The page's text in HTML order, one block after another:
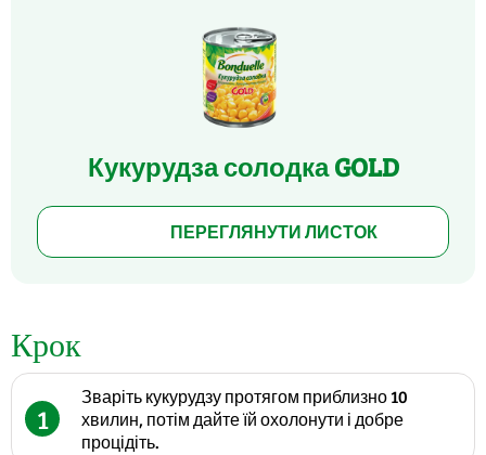
Кукурудза солодка GOLD
ПЕРЕГЛЯНУТИ ЛИСТОК
Крок
1
Зваріть кукурудзу протягом приблизно 10
хвилин, потім дайте їй охолонути і добре
процідіть.